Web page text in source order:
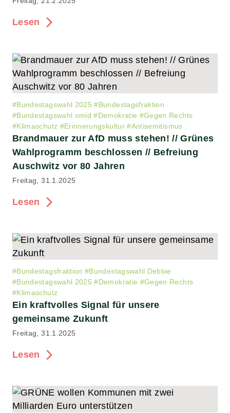
Lesen
#Bundestagswahl 2025 #Bundestagsfraktion
#Bundestagswahl omid #Demokratie #Gegen Rechts
#Klimaschutz #Erinnerungskultur #Antisemitismus
Brandmauer zur AfD muss stehen! // Grünes
Wahlprogramm beschlossen // Befreiung
Auschwitz vor 80 Jahren
Freitag, 31.1.2025
Lesen
#Bundestagsfraktion #Bundestagswahl Debbie
#Bundestagswahl 2025 #Demokratie #Gegen Rechts
#Klimaschutz
Ein kraftvolles Signal für unsere
gemeinsame Zukunft
Freitag, 31.1.2025
Lesen